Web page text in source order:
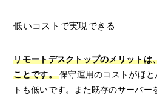
低いコストで実現できる
リモートデスクトップのメリットは
ことです。保守運用のコストがほ
トも低いです。また既存のサーバー